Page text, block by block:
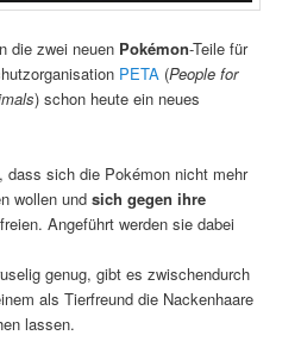
die zwei neuen Pokémon-Teile für
PETA (People for
) schon heute ein neues
dass sich die Pokémon nicht mehr
wollen undsich gegen ihre
Angeführt werden sie dabei
genug, gibt es zwischendurch
als Tierfreund die Nackenhaare
lassen.